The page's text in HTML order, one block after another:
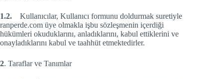
1.2. Kullanıcılar, Kullanıcı formunu doldurmak suretiyle
ranperde.com üye olmakla işbu sözleşmenin içerdiği
hükümleri okuduklarını, anladıklarını, kabul ettiklerini ve
onayladıklarını kabul ve taahhüt etmektedirler.
2. Taraflar ve Tanımlar